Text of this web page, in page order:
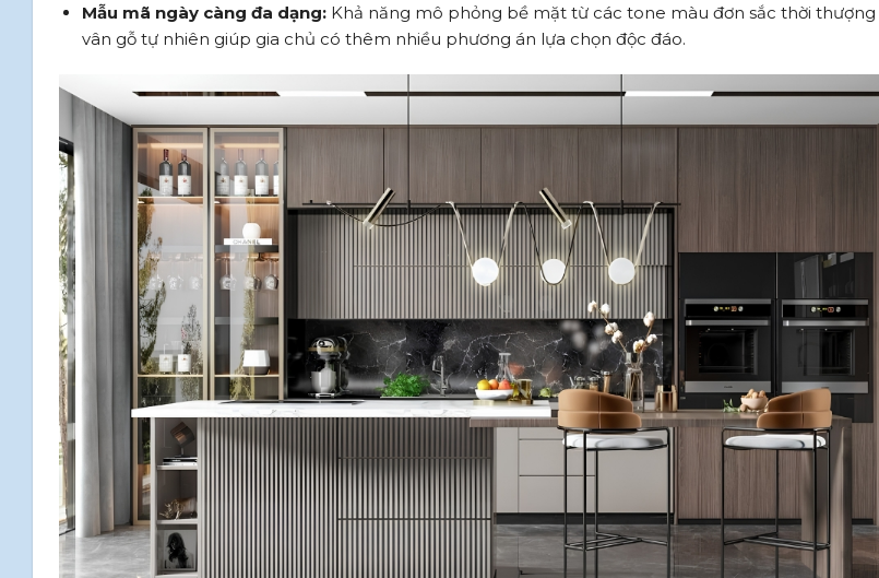
Mẫu mã ngày càng đa dạng:Khả năng mô phỏng bề mặt từ các tone màu đơn sắc thời
vân gỗ tự nhiên giúp gia chủ có thêm nhiều phương án lựa chọn độc đáo.